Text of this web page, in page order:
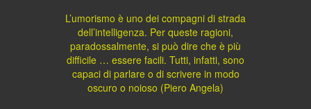
L’umorismo è uno dei compagni di strada
dell’intelligenza. Per queste ragioni,
paradossalmente, si può dire che è più
difficile … essere facili. Tutti, infatti, sono
capaci di parlare o di scrivere in modo
oscuro o noioso (Piero Angela)